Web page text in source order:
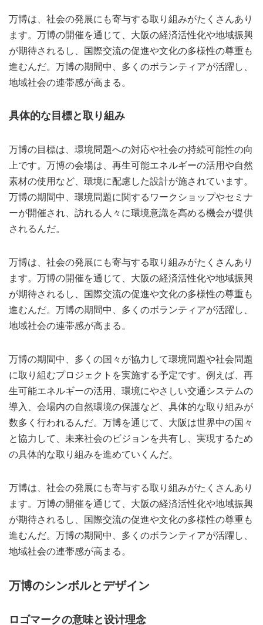
万博は、社会の発展にも寄与する取り組みがたくさんあり
ます。万博の開催を通じて、大阪の経済活性化や地域振興
が期待されるし、国際交流の促進や文化の多様性の尊重も
進むんだ。万博の期間中、多くのボランティアが活躍し、
地域社会の連帯感が高まる。
具体的な目標と取り組み
万博の目標は、環境問題への対応や社会の持続可能性の向
上です。万博の会場は、再生可能エネルギーの活用や自然
素材の使用など、環境に配慮した設計が施されています。
万博の期間中、環境問題に関するワークショップやセミナ
ーが開催され、訪れる人々に環境意識を高める機会が提供
されるんだ。
万博は、社会の発展にも寄与する取り組みがたくさんあり
ます。万博の開催を通じて、大阪の経済活性化や地域振興
が期待されるし、国際交流の促進や文化の多様性の尊重も
進むんだ。万博の期間中、多くのボランティアが活躍し、
地域社会の連帯感が高まる。
万博の期間中、多くの国々が協力して環境問題や社会問題
に取り組むプロジェクトを実施する予定です。例えば、再
生可能エネルギーの活用、環境にやさしい交通システムの
導入、会場内の自然環境の保護など、具体的な取り組みが
数多く行われるんだ。万博を通じて、大阪は世界中の国々
と協力して、未来社会のビジョンを共有し、実現するため
の具体的な取り組みを進めていくんだ。
万博は、社会の発展にも寄与する取り組みがたくさんあり
ます。万博の開催を通じて、大阪の経済活性化や地域振興
が期待されるし、国際交流の促進や文化の多様性の尊重も
進むんだ。万博の期間中、多くのボランティアが活躍し、
地域社会の連帯感が高まる。
万博のシンボルとデザイン
ロゴマークの意味と设计理念